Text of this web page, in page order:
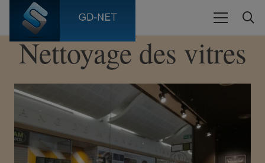
Nettoyage des vitres